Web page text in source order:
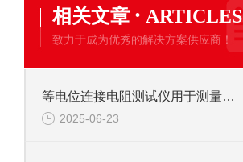
相关文章 · ARTICLES
致力于成为优秀的解决方案供应商！
等电位连接电阻测试仪用于测量等电位连接系统
2025-06-23